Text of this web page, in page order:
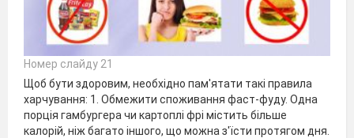
Номер слайду 21
Щоб бути здоровим, необхідно пам'ятати такі правила
харчування: 1. Обмежити споживання фаст-фуду. Одна
порція гамбургера чи картоплі фрі містить більше
калорій, ніж багато іншого, що можна з'їсти протягом дня.